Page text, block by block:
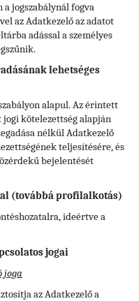
jogszabálynál fogva
az Adatkezelő az adatot
adással a személyes
lehetséges
alapul. Az érintett
jogi kötelezettség alapján
nélkül Adatkezelő
teljesítésére, és
bejelentését
(továbbá profilalkotás)
ideértve a
jogai
joga
az Adatkezelő a